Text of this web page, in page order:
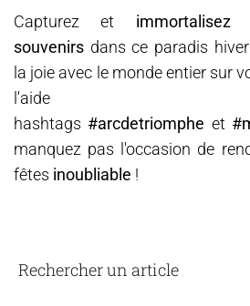
Capturez et
souvenirsdans ce paradis
la joie avec le monde entier sur
l'aide
hashtags #arcdetriomphe et
manquez pas l'occasion de
fêtes inoubliable !
Rechercher un article